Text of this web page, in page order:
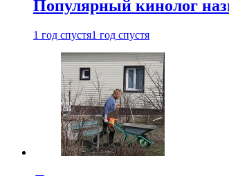
Популярный кинолог
1 год спустя1 год спустя